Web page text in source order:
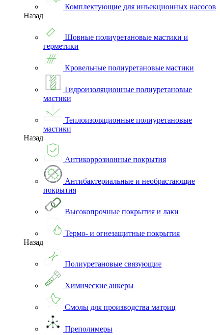
Комплектующие для инъекционных насосов
Назад
Шовные полиуретановые мастики и
герметики
Кровельные полиуретановые мастики
Гидроизоляционные полиуретановые
мастики
Теплоизоляционные полиуретановые
мастики
Назад
Антикоррозионные покрытия
Антибактериальные и необрастающие
покрытия
Высокопрочные покрытия и лаки
Термо- и огнезащитные покрытия
Назад
Полиуретановые связующие
Химические анкеры
Смолы для производства матриц
Преполимеры